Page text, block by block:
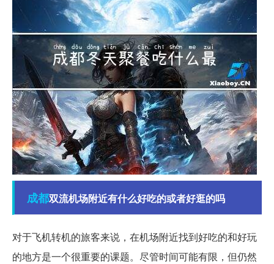
成都双流机场附近有什么好吃的或者好逛的吗
对于飞机转机的旅客来说，在机场附近找到好吃的和好玩
的地方是一个很重要的课题。尽管时间可能有限，但仍然